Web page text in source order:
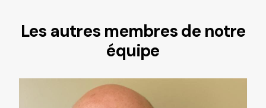
Les autres membres de notre
équipe